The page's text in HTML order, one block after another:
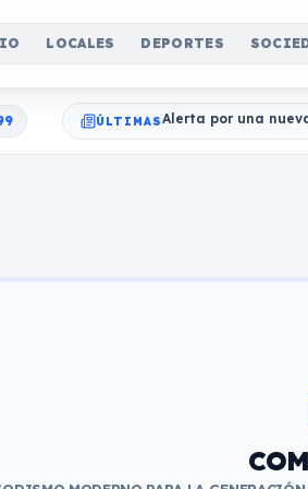
LOCALES DEPORTES
ÚLTIMASAlerta por una